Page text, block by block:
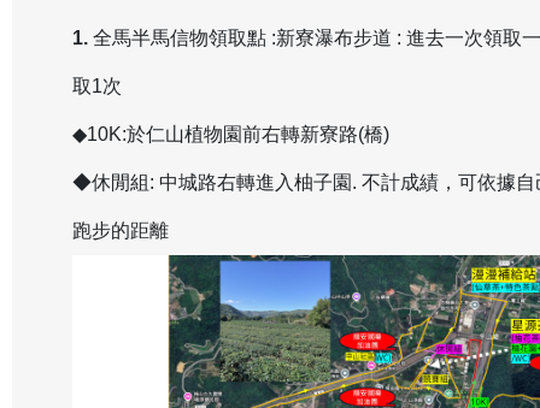
1. 全馬半馬信物領取點 :新寮瀑布步道 : 進去一次領取
取1次
◆10K:於仁山植物園前右轉新寮路(橋)
◆休閒組: 中城路右轉進入柚子園. 不計成績，可依據
跑步的距離